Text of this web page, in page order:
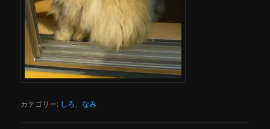
カテゴリー: しろ、なみ